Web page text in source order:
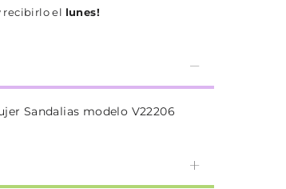
recibirlo el lunes!
Sandalias modelo V22206